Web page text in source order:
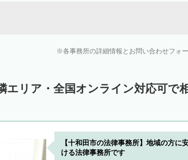
各事務所の詳細情報とお問い合わせフォ
エリア・全国オンライン対応可で
【十和田市の法律事務所】地域の方に
ける法律事務所です